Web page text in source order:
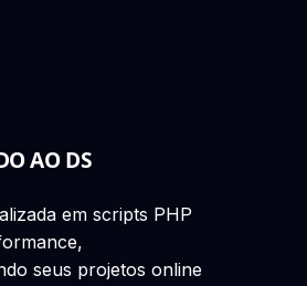
AO DS
em scripts PHP
seus projetos online